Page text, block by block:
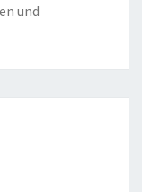
und